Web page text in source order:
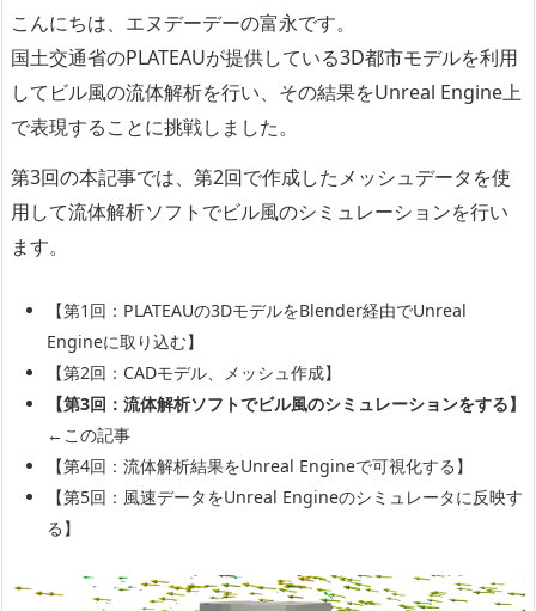
こんにちは、エヌデーデーの富永です。
国土交通省のPLATEAUが提供している3D都市モデルを利用
してビル風の流体解析を行い、その結果をUnreal Engine上
で表現することに挑戦しました。
第3回の本記事では、第2回で作成したメッシュデータを使
用して流体解析ソフトでビル風のシミュレーションを行い
ます。
【第1回：PLATEAUの3DモデルをBlender経由でUnreal
Engineに取り込む】
【第2回：CADモデル、メッシュ作成】
【第3回：流体解析ソフトでビル風のシミュレーションをする】
←この記事
【第4回：流体解析結果をUnreal Engineで可視化する】
【第5回：風速データをUnreal Engineのシミュレータに反映す
る】